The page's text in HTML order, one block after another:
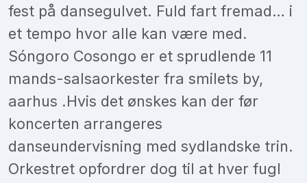
fest på dansegulvet. Fuld fart fremad… i
et tempo hvor alle kan være med.
Sóngoro Cosongo er et sprudlende 11
mands-salsaorkester fra smilets by,
aarhus .Hvis det ønskes kan der før
koncerten arrangeres
danseundervisning med sydlandske trin.
Orkestret opfordrer dog til at hver fugl